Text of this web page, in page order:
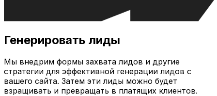
Генерировать лиды
Мы внедрим формы захвата лидов и другие
стратегии для эффективной генерации лидов с
вашего сайта. Затем эти лиды можно будет
взращивать и превращать в платящих клиентов.